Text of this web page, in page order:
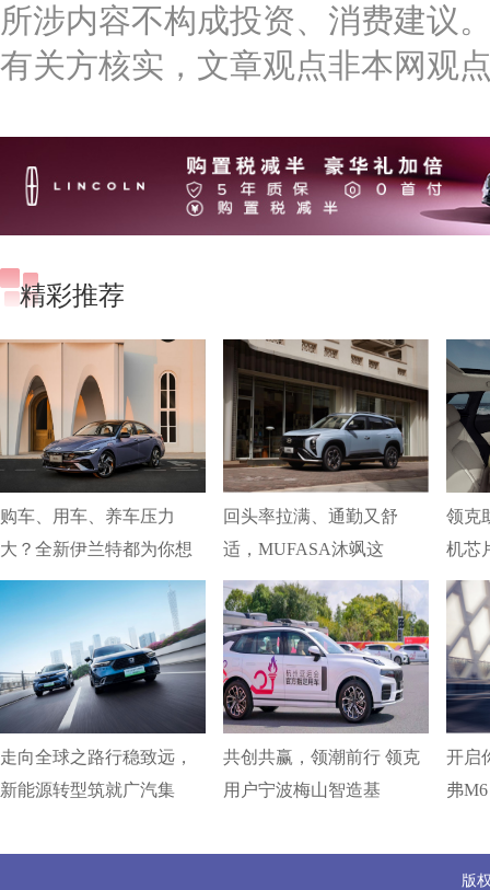
所涉内容不构成投资、消费建议
有关方核实，文章观点非本网观
精彩推荐
购车、用车、养车压力
大？全新伊兰特都为你想
回头率拉满、通勤又舒
适，MUFASA沐飒这
领克
机芯
走向全球之路行稳致远，
新能源转型筑就广汽集
共创共赢，领潮前行 领克
用户宁波梅山智造基
开启
弗M6
版